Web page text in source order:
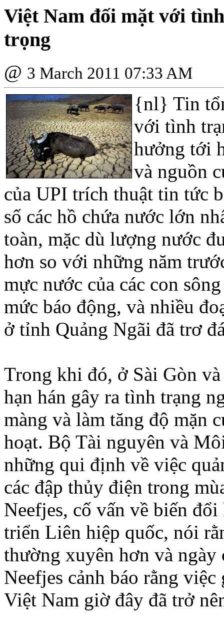
Việt Nam đối mặt với
trọng
@ 3 March 2011 07:33 AM
{nl} Tin
với tình
hưởng tới
và nguồn
của UPI trích thuật tin tức
số các hồ chứa nước lớn
toàn, mặc dù lượng nước
hơn so với những năm
mực nước của các con
mức báo động, và nhiều
ở tỉnh Quảng Ngãi đã trơ
Trong khi đó, ở Sài Gòn
hạn hán gây ra tình trạng
màng và làm tăng độ mặn
hoạt. Bộ Tài nguyên và
những qui định về việc
các đập thủy điện trong
Neefjes, cố vấn về biến
triển Liên hiệp quốc, nói
thường xuyên hơn và
Neefjes cảnh báo rằng
Việt Nam giờ đây đã trở